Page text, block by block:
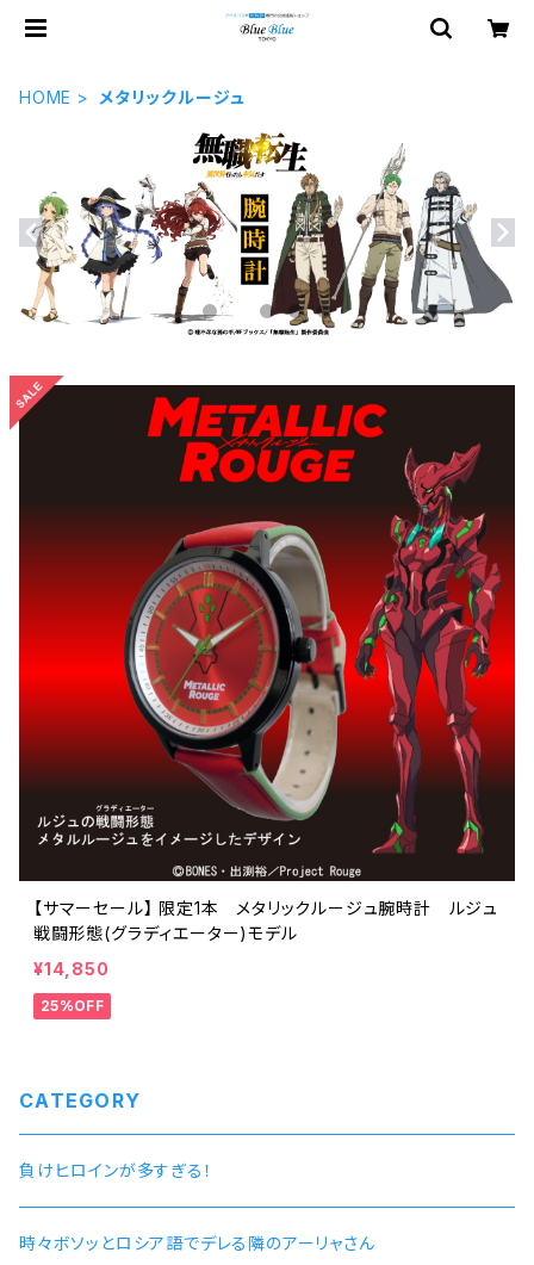
HOME メタリックルージュ
【サマーセール】 限定1本 メタリックルージュ腕時計 ルジュ
戦闘形態(グラディエーター)モデル
¥14,850
25%OFF
CATEGORY
負けヒロインが多すぎる！
時々ボソッとロシア語でデレる隣のアーリャさん